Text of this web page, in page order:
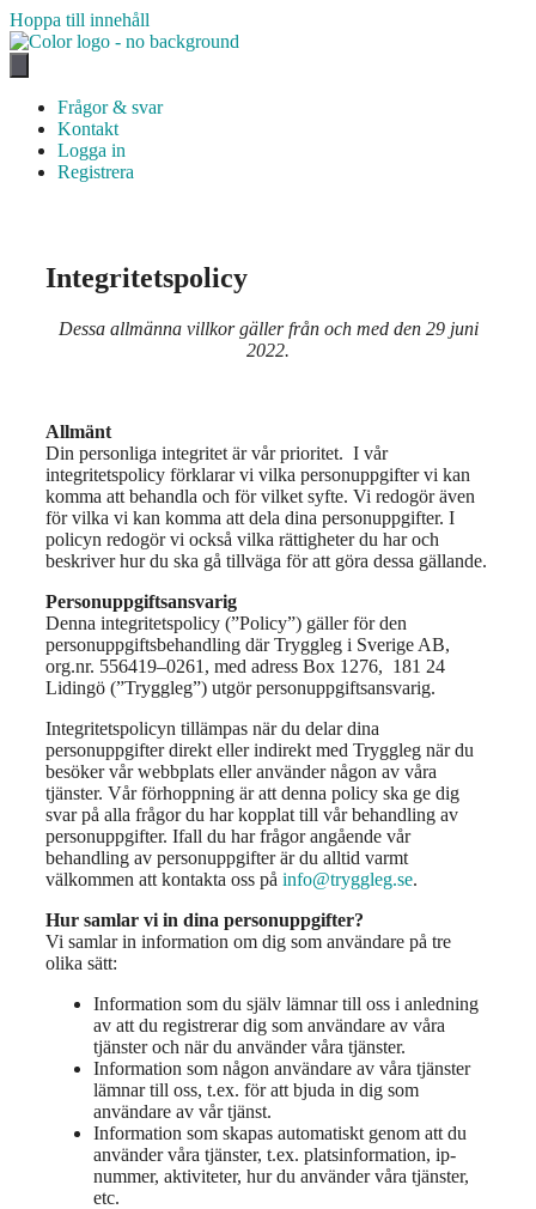
Hoppa till innehåll
Frågor & svar
Kontakt
Logga in
Registrera
Integritetspolicy
Dessa allmänna villkor gäller från och med den 29 juni
2022.
Allmänt
Din personliga integritet är vår prioritet. I vår
integritetspolicy förklarar vi vilka personuppgifter vi kan
komma att behandla och för vilket syfte. Vi redogör även
för vilka vi kan komma att dela dina personuppgifter. I
policyn redogör vi också vilka rättigheter du har och
beskriver hur du ska gå tillväga för att göra dessa gällande.
Personuppgiftsansvarig
Denna integritetspolicy (”Policy”) gäller för den
personuppgiftsbehandling där Tryggleg i Sverige AB,
org.nr. 556419–0261, med adress Box 1276, 181 24
Lidingö (”Tryggleg”) utgör personuppgiftsansvarig.
Integritetspolicyn tillämpas när du delar dina
personuppgifter direkt eller indirekt med Tryggleg när du
besöker vår webbplats eller använder någon av våra
tjänster. Vår förhoppning är att denna policy ska ge dig
svar på alla frågor du har kopplat till vår behandling av
personuppgifter. Ifall du har frågor angående vår
behandling av personuppgifter är du alltid varmt
välkommen att kontakta oss på info@tryggleg.se.
Hur samlar vi in dina personuppgifter?
Vi samlar in information om dig som användare på tre
olika sätt:
Information som du själv lämnar till oss i anledning
av att du registrerar dig som användare av våra
tjänster och när du använder våra tjänster.
Information som någon användare av våra tjänster
lämnar till oss, t.ex. för att bjuda in dig som
användare av vår tjänst.
Information som skapas automatiskt genom att du
använder våra tjänster, t.ex. platsinformation, ip-
nummer, aktiviteter, hur du använder våra tjänster,
etc.